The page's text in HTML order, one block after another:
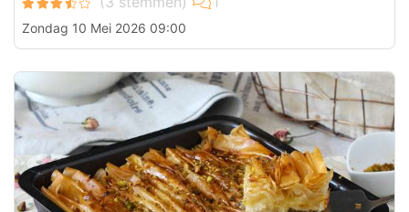
Zondag 10 Mei 2026 09:00